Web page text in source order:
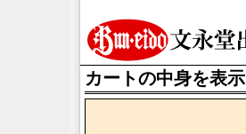
カートの中身を表示